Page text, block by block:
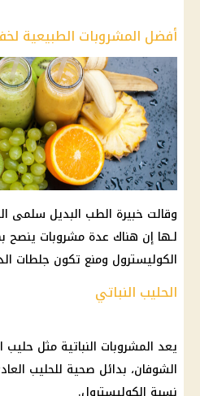
أفضل المشروبات الطبيعية
وقالت خبيرة الطب البديل سلمى
لـها إن هناك عدة مشروبات
الكوليسترول ومنع تكون جلطات
الحليب النباتي
يعد المشروبات النباتية مثل حليب
الشوفان، بدائل صحية للحليب